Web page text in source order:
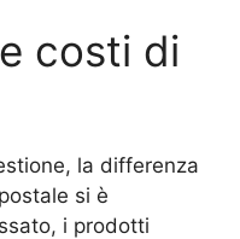
costi di
la differenza
si è
i prodotti